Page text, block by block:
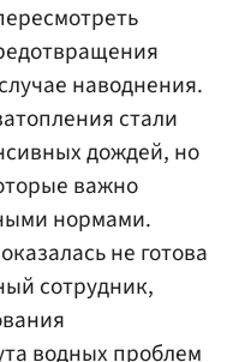
наводнения.
стали
дождей, но
важно
нормами.
не готова
сотрудник,
водных проблем